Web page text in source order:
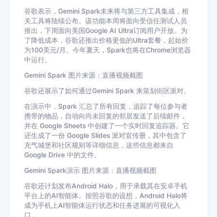
谷歌表示，Gemini Spark未来将与第三方工具集成，相
关工具将陆续公布。该功能本周将面向受信任测试人员
推出，下周面向美国Google AI Ultra订阅用户开放。为
了降低成本，谷歌还推出价格更低的Ultra套餐，起始价
为100美元/月。今年夏天，Spark也将在Chrome浏览器
中运行。
Gemini Spark 图片来源：直播视频截图
谷歌还展示了如何通过Gemini Spark 来策划街区派对。
在演示中，Spark 汇总了所有回复，追踪了每位参与者
携带的物品，自动向尚未回复的邻居发送了后续邮件，
并在 Google Sheets 中创建了一个实时回复追踪器。它
还生成了一份 Google Slides 派对宣传册，其中包含了
充气城堡和社区规则等详细信息，这些信息都来自
Google Drive 中的文件。
Gemini Spark演示 图片来源：直播视频截图
谷歌还计划发布Android Halo，用于承载其在安卓手机
平台上的AI智能体。按照谷歌的设想，Android Halo将
成为手机上AI智能体运行状态和任务进展的可视化入
口。